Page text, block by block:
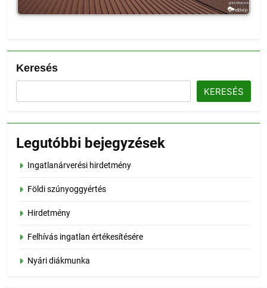
Keresés
KERESÉS
Legutóbbi bejegyzések
Ingatlanárverési hirdetmény
Földi szúnyoggyértés
Hirdetmény
Felhívás ingatlan értékesítésére
Nyári diákmunka